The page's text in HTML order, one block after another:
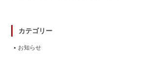
カテゴリー
お知らせ